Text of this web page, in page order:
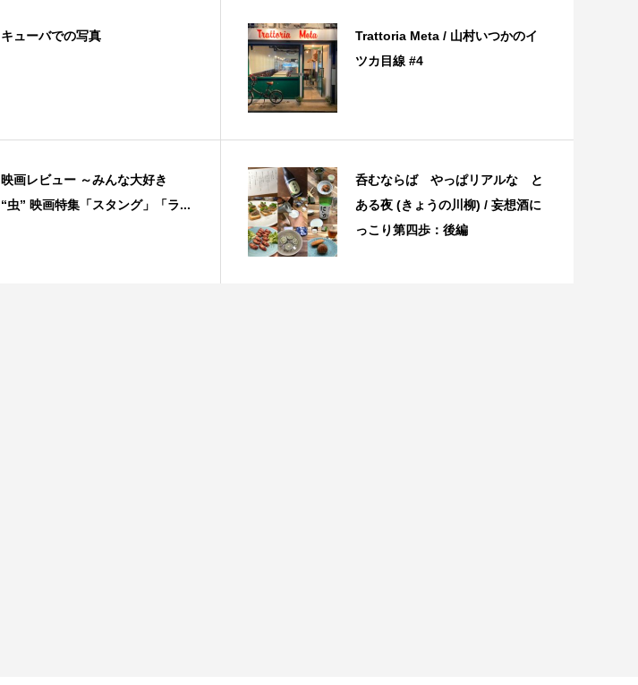
キューバでの写真
Trattoria Meta / 山村いつかのイ
ツカ目線 #4
映画レビュー ～みんな大好き
“虫” 映画特集「スタング」「ラ...
呑むならば やっぱリアルな と
ある夜 (きょうの川柳) / 妄想酒に
っこり第四歩：後編